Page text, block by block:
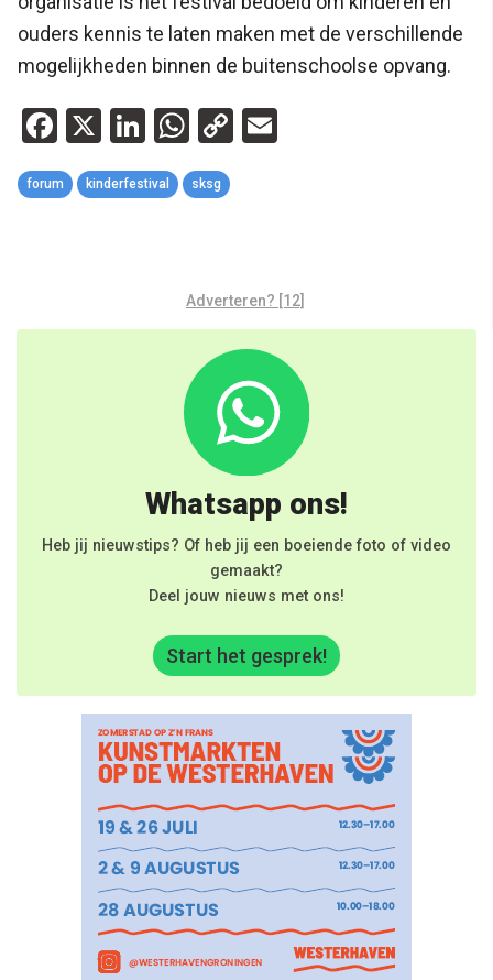
ouders kennis te laten maken met de verschillende
mogelijkheden binnen de buitenschoolse opvang.
Facebook
X LinkedIn
WhatsApp
Copy
forum kinderfestival sksg
Adverteren? [12]
Whatsapp ons!
Heb jij nieuwstips? Of heb jij een boeiende foto of video
gemaakt?
Deel jouw nieuws met ons!
Start het gesprek!